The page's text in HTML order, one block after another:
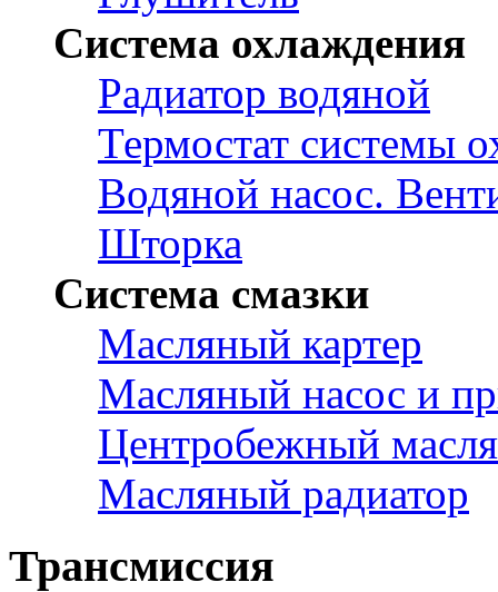
Система охлаждения
Радиатор водяной
Термостат системы
Водяной насос.
Шторка
Система смазки
Масляный картер
Масляный насос и
Центробежный
Масляный радиатор
Трансмиссия